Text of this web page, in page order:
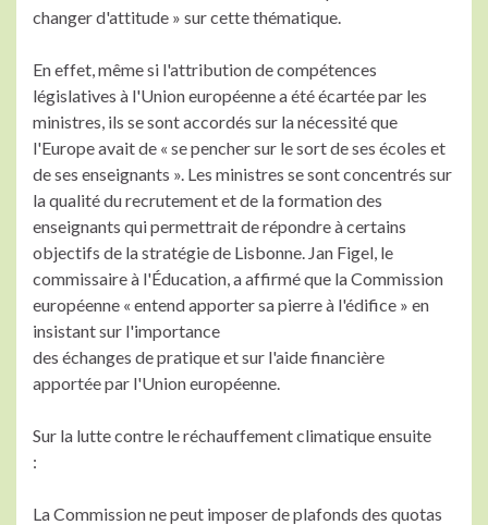
changer d'attitude » sur cette thématique.
En effet, même si l'attribution de compétences
législatives à l'Union européenne a été écartée par les
ministres, ils se sont accordés sur la nécessité que
l'Europe avait de « se pencher sur le sort de ses écoles et
de ses enseignants ». Les ministres se sont concentrés sur
la qualité du recrutement et de la formation des
enseignants qui permettrait de répondre à certains
objectifs de la stratégie de Lisbonne. Jan Figel, le
commissaire à l'Éducation, a affirmé que la Commission
européenne « entend apporter sa pierre à l'édifice » en
insistant sur l'importance
des échanges de pratique et sur l'aide financière
apportée par l'Union européenne.
Sur la lutte contre le réchauffement climatique ensuite
:
La Commission ne peut imposer de plafonds des quotas